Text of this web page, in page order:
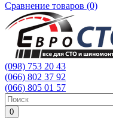
Сравнение товаров (0)
(098) 753 20 43
(066) 802 37 92
(066) 805 01 57
0